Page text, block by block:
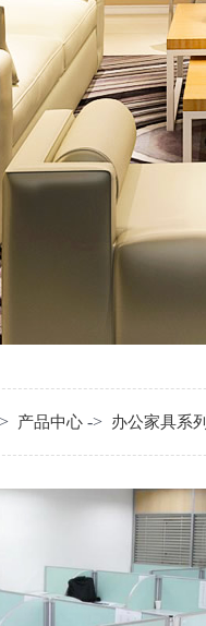
产品中心 -> 办公家具系列